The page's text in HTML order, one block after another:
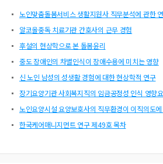
노인맞춤돌봄서비스 생활지원사 직무분석에 관한
알코올중독 치료기관 간호사의 근무 경험
후설의 현상학으로 본 돌봄윤리
중도 장애인의 차별인식이 장애수용에 미치는 영향
신 노인 남성의 성생활 경험에 대한 현상학적 연구
장기요양기관 사회복지직의 임금공정성 인식 영향
노인요양시설 요양보호사의 직무환경이 이직의도
한국케어매니지먼트 연구 제49호 목차